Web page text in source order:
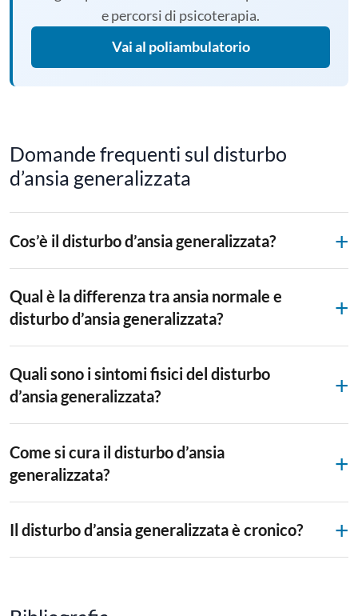
e percorsi di psicoterapia.
Vai al poliambulatorio
Domande frequenti sul disturbo
d’ansia generalizzata
Cos’è il disturbo d’ansia generalizzata?
Qual è la differenza tra ansia normale e
disturbo d’ansia generalizzata?
Quali sono i sintomi fisici del disturbo
d’ansia generalizzata?
Come si cura il disturbo d’ansia
generalizzata?
Il disturbo d’ansia generalizzata è cronico?